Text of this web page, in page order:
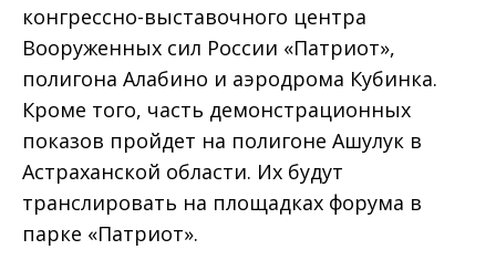
конгрессно-выставочного центра
Вооруженных сил России «Патриот»,
полигона Алабино и аэродрома Кубинка.
Кроме того, часть демонстрационных
показов пройдет на полигоне Ашулук в
Астраханской области. Их будут
транслировать на площадках форума в
парке «Патриот».